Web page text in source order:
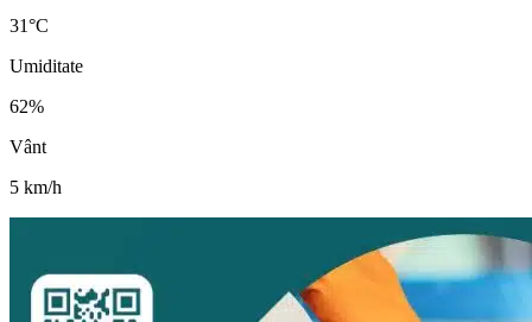
31°C
Umiditate
62%
Vânt
5 km/h